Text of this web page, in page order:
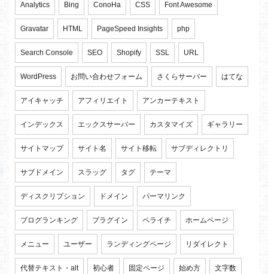
Analytics Bing ConoHa CSS Font Awesome
Gravatar HTML PageSpeed Insights php
Search Console SEO Shopify SSL URL
WordPress お問い合わせフォーム さくらサーバー はてな
アイキャッチ アフィリエイト アンカーテキスト
インデックス エックスサーバー カスタマイズ ギャラリー
サイトマップ サイト名 サイト移転 サブディレクトリ
サブドメイン スラッグ タグ テーマ
ディスクリプション ドメイン パーマリンク
ブログランキング プラグイン ペライチ ホームページ
メニュー ユーザー ランディングページ リダイレクト
代替テキスト・alt 初心者 固定ページ 始め方 文字数